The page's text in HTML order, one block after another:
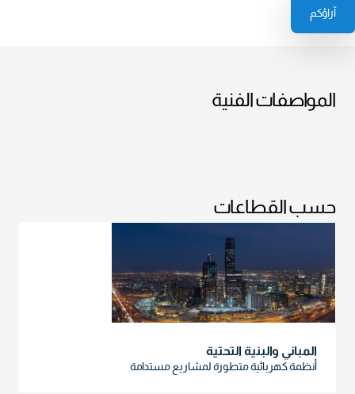
آراؤكم
المواصفات الفنية
حسب القطاعات
المباني والبنية التحتية
أنظمة كهربائية متطورة لمشاريع مستدامة